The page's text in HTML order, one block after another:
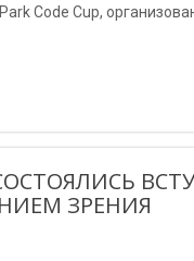
Code Cup,
ЗРЕНИЯ